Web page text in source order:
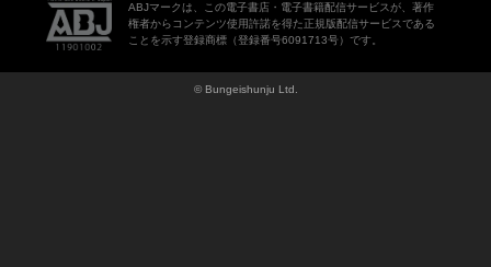
ABJマークは、この電子書店・電子書籍配信サービスが、著作
権者からコンテンツ使用許諾を得た正規版配信サービスである
ことを示す登録商標（登録番号6091713号）です。
© Bungeishunju Ltd.